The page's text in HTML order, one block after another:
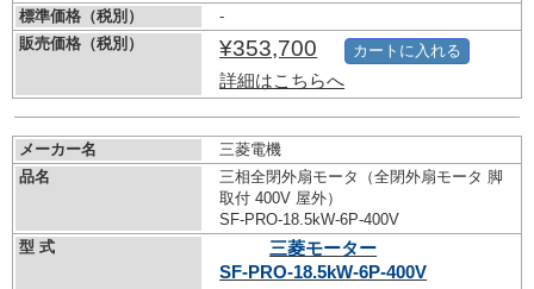
標準価格（税別）
-
販売価格（税別）
¥353,700
詳細はこちらへ
カートに入れる
メーカー名
三菱電機
品名
三相全閉外扇モータ（全閉外扇モータ 脚
取付 400V 屋外）
SF-PRO-18.5kW-6P-400V
型 式
三菱モーター
SF-PRO-18.5kW-6P-400V